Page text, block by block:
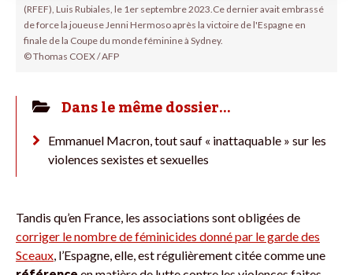
(RFEF), Luis Rubiales, le 1er septembre 2023.Ce dernier avait embrassé
de force la joueuse Jenni Hermoso après la victoire de l'Espagne en
finale de la Coupe du monde féminine à Sydney.
© Thomas COEX / AFP
Dans le même dossier…
Emmanuel Macron, tout sauf « inattaquable » sur les
violences sexistes et sexuelles
Tandis qu’en France, les associations sont obligées de
corriger le nombre de féminicides donné par le garde des
Sceaux , l’Espagne, elle, est régulièrement citée comme une